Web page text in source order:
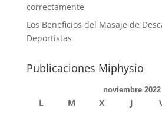
correctamente
Los Beneficios del Masaje de
Deportistas
Publicaciones Miphysio
noviembre 2022
L M X J